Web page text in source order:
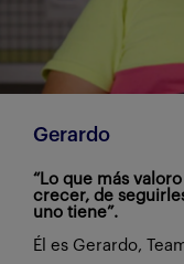
Gerardo
“Lo que más
crecer, de
uno tiene”.
Él es Gerardo,